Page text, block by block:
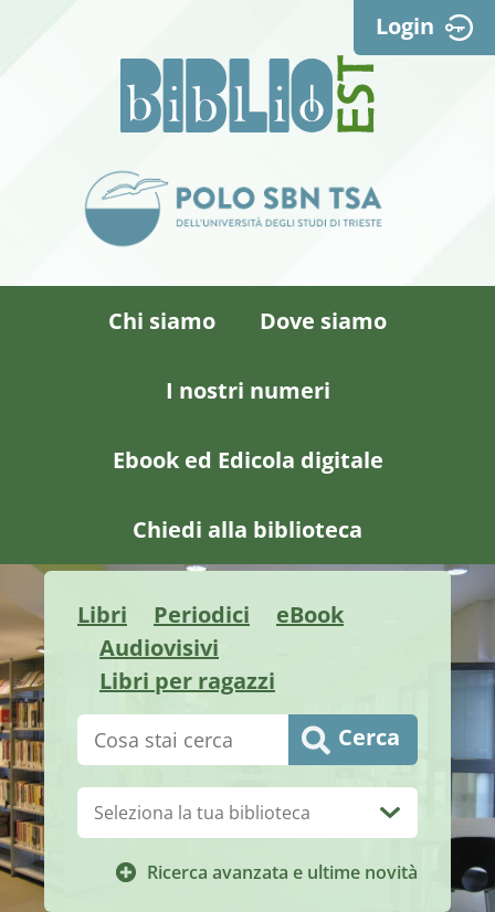
Login
Chi siamo Dove siamo
I nostri numeri
Ebook ed Edicola digitale
Chiedi alla biblioteca
Libri Periodici
eBook
Audiovisivi
Libri per ragazzi
Cerca su "Catalogo" Cerca
Ricerca avanzata e ultime novità
Biblioteca: